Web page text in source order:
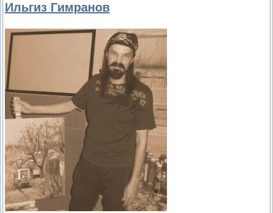
Ильгиз Гимранов